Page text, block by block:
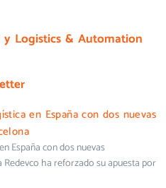
Logistics & Automation
en España con dos nuevas
España con dos nuevas
ha reforzado su apuesta por